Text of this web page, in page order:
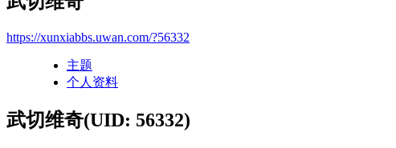
https://xunxiabbs.uwan.com/?56332
主题
个人资料
武切维奇(UID: 56332)